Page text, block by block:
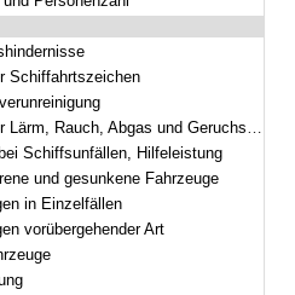
Schiffahrtszeichen
Rauch, Abgas und Geruchsbelästigungen
Schiffsunfällen, Hilfeleistung
und gesunkene Fahrzeuge
in Einzelfällen
vorübergehender Art